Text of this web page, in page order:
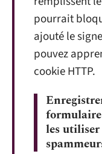
pourrait
ajouté le
pouvez
cookie HTTP.
formulaire
les